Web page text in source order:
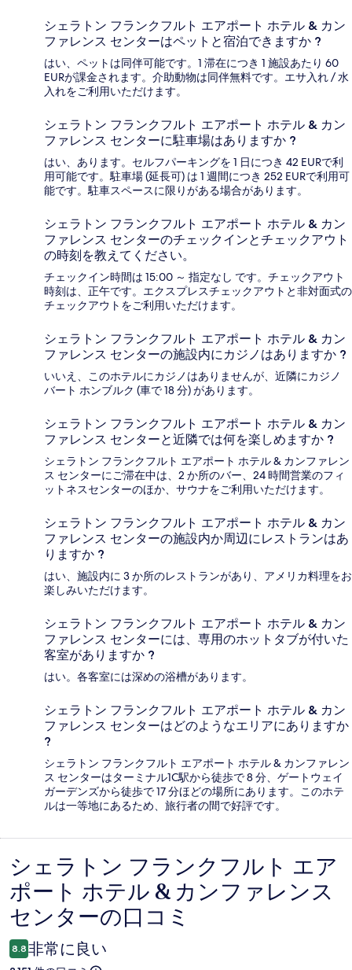
シェラトン フランクフルト エアポート ホテル & カン
ファレンス センターはペットと宿泊できますか ?
はい、ペットは同伴可能です。1 滞在につき 1 施設あたり 60
EURが課金されます。介助動物は同伴無料です。エサ入れ / 水
入れをご利用いただけます。
シェラトン フランクフルト エアポート ホテル & カン
ファレンス センターに駐車場はありますか ?
はい、あります。セルフパーキングを 1 日につき 42 EURで利
用可能です。駐車場 (延長可) は 1 週間につき 252 EURで利用可
能です。駐車スペースに限りがある場合があります。
シェラトン フランクフルト エアポート ホテル & カン
ファレンス センターのチェックインとチェックアウト
の時刻を教えてください。
チェックイン時間は 15:00 ～ 指定なし です。チェックアウト
時刻は、正午です。エクスプレスチェックアウトと非対面式の
チェックアウトをご利用いただけます。
シェラトン フランクフルト エアポート ホテル & カン
ファレンス センターの施設内にカジノはありますか ?
いいえ、このホテルにカジノはありませんが、近隣にカジノ
バート ホンブルク (車で 18 分) があります。
シェラトン フランクフルト エアポート ホテル & カン
ファレンス センターと近隣では何を楽しめますか ?
シェラトン フランクフルト エアポート ホテル & カンファレン
ス センターにご滞在中は、2 か所のバー、24 時間営業のフィ
ットネスセンターのほか、サウナをご利用いただけます。
シェラトン フランクフルト エアポート ホテル & カン
ファレンス センターの施設内か周辺にレストランはあ
りますか ?
はい、施設内に 3 か所のレストランがあり、アメリカ料理をお
楽しみいただけます。
シェラトン フランクフルト エアポート ホテル & カン
ファレンス センターには、専用のホットタブが付いた
客室がありますか ?
はい。各客室には深めの浴槽があります。
シェラトン フランクフルト エアポート ホテル & カン
ファレンス センターはどのようなエリアにありますか
?
シェラトン フランクフルト エアポート ホテル & カンファレン
ス センターはターミナル1C駅から徒歩で 8 分、ゲートウェイ
ガーデンズから徒歩で 17 分ほどの場所にあります。このホテ
ルは一等地にあるため、旅行者の間で好評です。
口
コ
ミ
シェラトン フランクフルト エア
ポート ホテル & カンファレンス
センターの口コミ
8.8 非常に良い